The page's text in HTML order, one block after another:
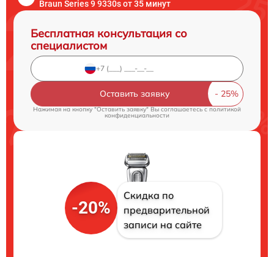
Braun Series 9 9330s от 35 минут
Бесплатная консультация со
специалистом
Оставить заявку
Нажимая на кнопку "Оставить заявку" Вы соглашаетесь cполитикой
конфиденциальности
-20%
Скидка по
предварительной
записи на сайте